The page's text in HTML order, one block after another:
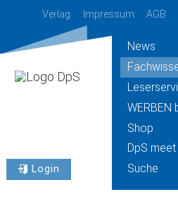
Verlag Impressum AGB
Login
News
WERBEN
Shop
DpS
Suche